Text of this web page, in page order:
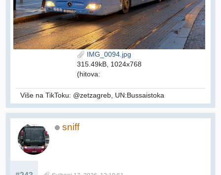
IMG_0094.jpg
315.49kB, 1024x768
(hitova:
Više na TikToku: @zetzagreb, UN:Bussaistoka
sniff